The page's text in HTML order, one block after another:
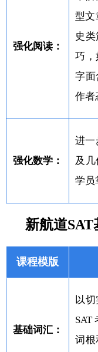
强化阅读：
型文
史
巧，
字面
作者
强化数学：
进一
及
学员
新航道SAT
课程模版
基础词汇：
以
SAT
词根